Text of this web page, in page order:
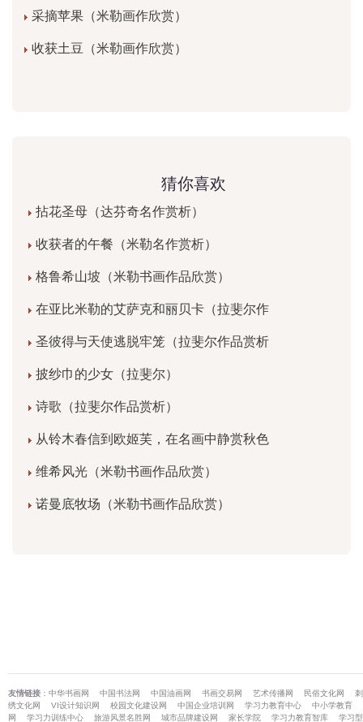
采摘苹果（米勒画作欣赏）
收获土豆（米勒画作欣赏）
猜你喜欢
拈花圣母（达芬奇名作赏析）
收获者的午餐（米勒名作赏析）
格鲁希山坡（米勒书画作品欣赏）
在亚比米勒的艾萨克和丽贝卡（拉斐尔作
圣彼得与天使逃脱牢笼（拉斐尔作品赏析
披纱巾的少女（拉斐尔）
诗歌（拉斐尔作品赏析）
从铃木春信到欧姬芙，在名画中静赏秋色
维希风光（米勒书画作品欣赏）
诺曼底牧场（米勒书画作品欣赏）
友情链接 ： 中华书画网 中国书法网 中国油画网 书画交易网 艺术传播网 民俗文化网
刺
绣文化网
VI设计知识网 校园文化建设网 中国企业培训网 学习力教育中心
中小学教育
网
学习力训练中心 旅游风景名胜网 城市品牌建设网 家长学院 学习力教育智库 学习型